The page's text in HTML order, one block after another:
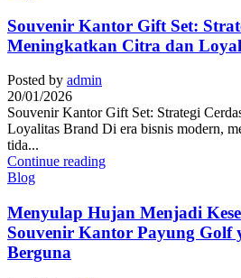
Souvenir Kantor Gift Set:
Meningkatkan Citra dan
Posted by admin
20/01/2026
Souvenir Kantor Gift Set: Strategi
Loyalitas Brand Di era bisnis modern,
tida...
Continue reading
Blog
Menyulap Hujan Menjadi
Souvenir Kantor Payung Golf
Berguna